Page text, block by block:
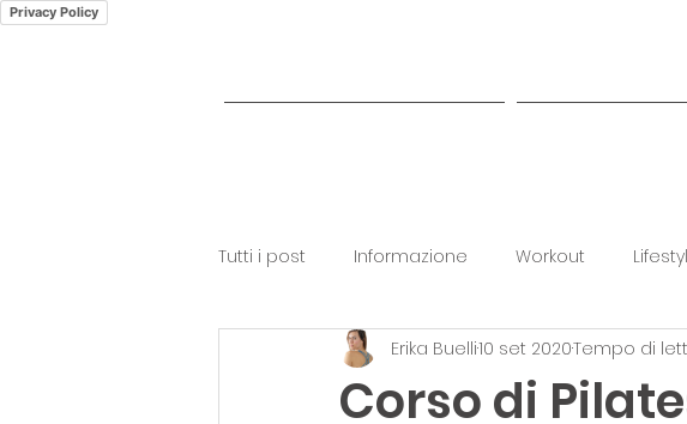
Privacy Policy
Tutti i post Informazione Workout
Corso di
Erika Buelli10 set 2020Tempo di